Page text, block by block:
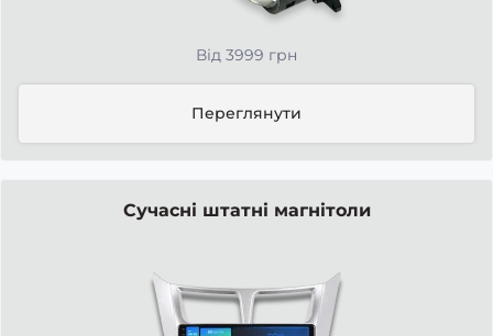
Від 3999 грн
Переглянути
Сучасні штатні магнітоли